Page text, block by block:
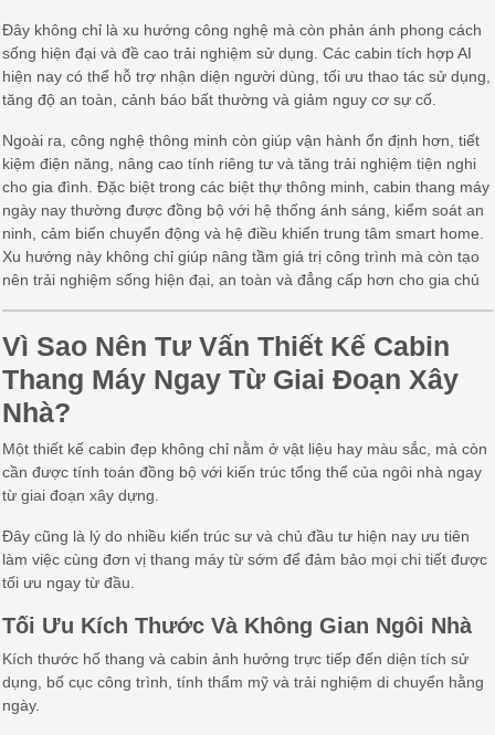
Đây không chỉ là xu hướng công nghệ mà còn phản ánh phong cách
sống hiện đại và đề cao trải nghiệm sử dụng. Các cabin tích hợp AI
hiện nay có thể hỗ trợ nhận diện người dùng, tối ưu thao tác sử dụng,
tăng độ an toàn, cảnh báo bất thường và giảm nguy cơ sự cố.
Ngoài ra, công nghệ thông minh còn giúp vận hành ổn định hơn, tiết
kiệm điện năng, nâng cao tính riêng tư và tăng trải nghiệm tiện nghi
cho gia đình. Đặc biệt trong các biệt thự thông minh, cabin thang máy
ngày nay thường được đồng bộ với hệ thống ánh sáng, kiểm soát an
ninh, cảm biến chuyển động và hệ điều khiển trung tâm smart home.
Xu hướng này không chỉ giúp nâng tầm giá trị công trình mà còn tạo
nên trải nghiệm sống hiện đại, an toàn và đẳng cấp hơn cho gia chủ
Vì Sao Nên Tư Vấn Thiết Kế Cabin
Thang Máy Ngay Từ Giai Đoạn Xây
Nhà?
Một thiết kế cabin đẹp không chỉ nằm ở vật liệu hay màu sắc, mà còn
cần được tính toán đồng bộ với kiến trúc tổng thể của ngôi nhà ngay
từ giai đoạn xây dựng.
Đây cũng là lý do nhiều kiến trúc sư và chủ đầu tư hiện nay ưu tiên
làm việc cùng đơn vị thang máy từ sớm để đảm bảo mọi chi tiết được
tối ưu ngay từ đầu.
Tối Ưu Kích Thước Và Không Gian Ngôi Nhà
Kích thước hố thang và cabin ảnh hưởng trực tiếp đến diện tích sử
dụng, bố cục công trình, tính thẩm mỹ và trải nghiệm di chuyển hằng
ngày.